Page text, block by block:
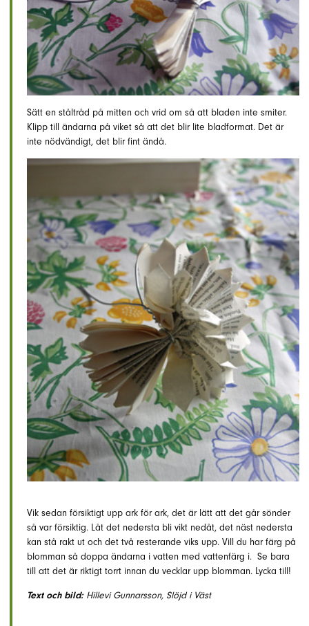
Sätt en ståltråd på mitten och vrid om så att bladen inte smiter.
Klipp till ändarna på viket så att det blir lite bladformat. Det är
inte nödvändigt, det blir fint ändå.
Vik sedan försiktigt upp ark för ark, det är lätt att det går sönder
så var försiktig. Låt det nedersta bli vikt nedåt, det näst nedersta
kan stå rakt ut och det två resterande viks upp. Vill du har färg på
blomman så doppa ändarna i vatten med vattenfärg i. Se bara
till att det är riktigt torrt innan du vecklar upp blomman. Lycka till!
Text och bild:Hillevi Gunnarsson, Slöjd i Väst